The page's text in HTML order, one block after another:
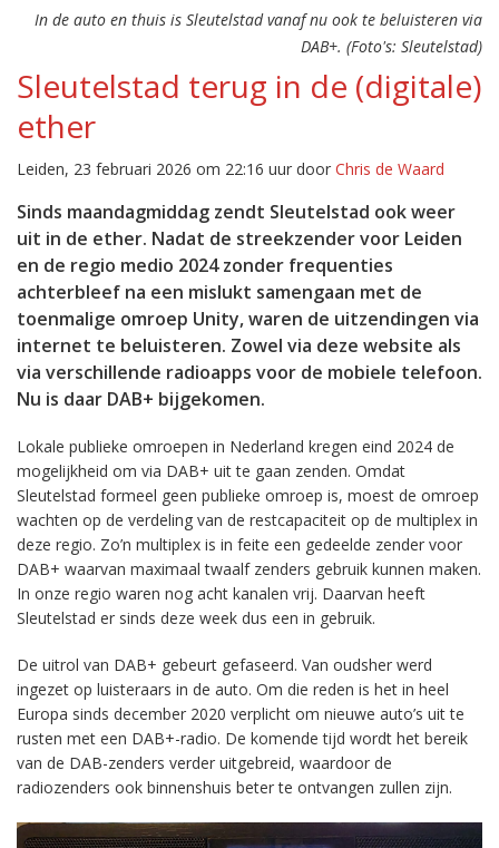
In de auto en thuis is Sleutelstad vanaf nu ook te beluisteren via
DAB+. (Foto's: Sleutelstad)
Sleutelstad terug in de (digitale)
ether
Leiden, 23 februari 2026 om 22:16 uur door Chris de Waard
Sinds maandagmiddag zendt Sleutelstad ook weer
uit in de ether. Nadat de streekzender voor Leiden
en de regio medio 2024 zonder frequenties
achterbleef na een mislukt samengaan met de
toenmalige omroep Unity, waren de uitzendingen via
internet te beluisteren. Zowel via deze website als
via verschillende radioapps voor de mobiele telefoon.
Nu is daar DAB+ bijgekomen.
Lokale publieke omroepen in Nederland kregen eind 2024 de
mogelijkheid om via DAB+ uit te gaan zenden. Omdat
Sleutelstad formeel geen publieke omroep is, moest de omroep
wachten op de verdeling van de restcapaciteit op de multiplex in
deze regio. Zo’n multiplex is in feite een gedeelde zender voor
DAB+ waarvan maximaal twaalf zenders gebruik kunnen maken.
In onze regio waren nog acht kanalen vrij. Daarvan heeft
Sleutelstad er sinds deze week dus een in gebruik.
De uitrol van DAB+ gebeurt gefaseerd. Van oudsher werd
ingezet op luisteraars in de auto. Om die reden is het in heel
Europa sinds december 2020 verplicht om nieuwe auto’s uit te
rusten met een DAB+-radio. De komende tijd wordt het bereik
van de DAB-zenders verder uitgebreid, waardoor de
radiozenders ook binnenshuis beter te ontvangen zullen zijn.